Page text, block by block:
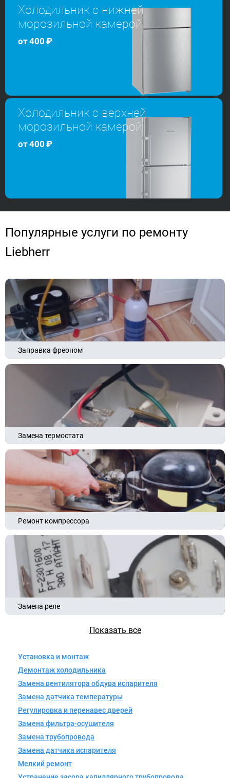
Холодильник с нижней
морозильной камерой
от400 ₽
Холодильник с верхней
морозильной камерой
от400 ₽
Популярные услуги по ремонту
Liebherr
Заправка фреоном
Замена термостата
Ремонт компрессора
Замена реле
Показать все
Установка и монтаж
Демонтаж холодильника
Замена вентилятора обдува испарителя
Замена датчика температуры
Регулировка и перенавес дверей
Замена фильтра-осушителя
Замена трубопровода
Замена датчика испарителя
Мелкий ремонт